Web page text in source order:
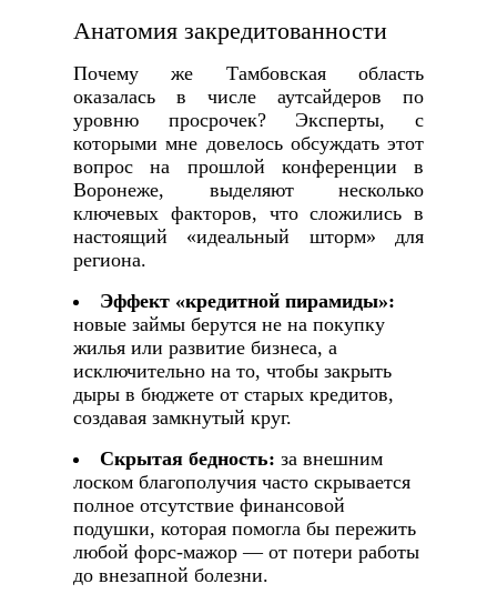
Анатомия закредитованности
Почему же Тамбовская область
оказалась в числе аутсайдеров по
уровню просрочек? Эксперты, с
которыми мне довелось обсуждать этот
вопрос на прошлой конференции в
Воронеже, выделяют несколько
ключевых факторов, что сложились в
настоящий «идеальный шторм» для
региона.
Эффект «кредитной пирамиды»:
новые займы берутся не на покупку
жилья или развитие бизнеса, а
исключительно на то, чтобы закрыть
дыры в бюджете от старых кредитов,
создавая замкнутый круг.
Скрытая бедность: за внешним
лоском благополучия часто скрывается
полное отсутствие финансовой
подушки, которая помогла бы пережить
любой форс-мажор — от потери работы
до внезапной болезни.